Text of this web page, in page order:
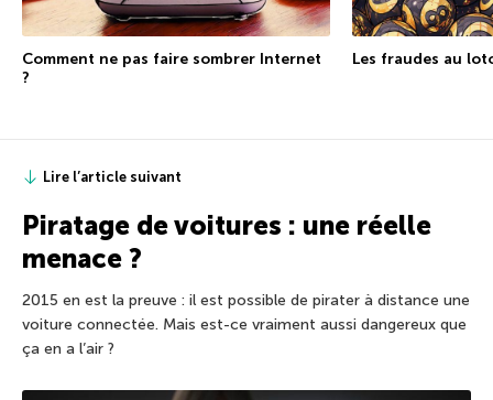
Comment ne pas faire sombrer Internet
?
Les fraudes au
Lire l’article suivant
Piratage de voitures : une réelle
menace ?
2015 en est la preuve : il est possible de pirater à distance une
voiture connectée. Mais est-ce vraiment aussi dangereux que
ça en a l’air ?